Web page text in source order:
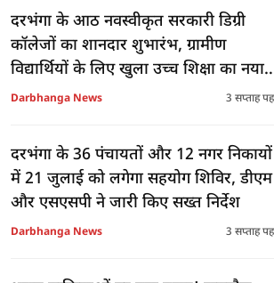
दरभंगा के आठ नवस्वीकृत सरकारी डिग्री
कॉलेजों का शानदार शुभारंभ, ग्रामीण
विद्यार्थियों के लिए खुला उच्च शिक्षा का नया
द्वार
Darbhanga News 3 सप्ताह
दरभंगा के 36 पंचायतों और 12 नगर निकायों
में 21 जुलाई को लगेगा सहयोग शिविर, डीएम
और एसएसपी ने जारी किए सख्त निर्देश
Darbhanga News 3 सप्ताह